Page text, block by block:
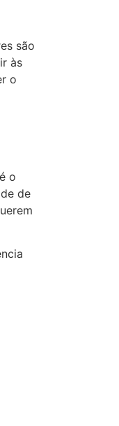
são
às
o
o
de